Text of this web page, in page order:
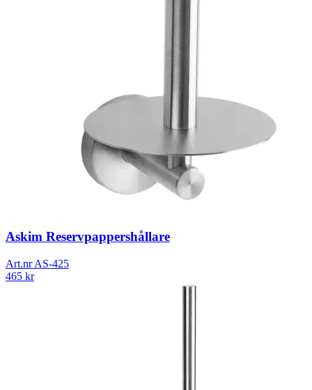
Askim Reservpappershållare
Art.nrAS-425
465 kr